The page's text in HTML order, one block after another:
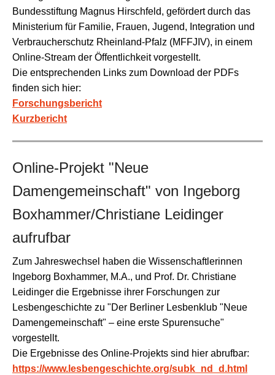
Bundesstiftung Magnus Hirschfeld, gefördert durch das
Ministerium für Familie, Frauen, Jugend, Integration und
Verbraucherschutz Rheinland-Pfalz (MFFJIV), in einem
Online-Stream der Öffentlichkeit vorgestellt.
Die entsprechenden Links zum Download der PDFs
finden sich hier:
Forschungsbericht
Kurzbericht
Online-Projekt "Neue
Damengemeinschaft" von Ingeborg
Boxhammer/Christiane Leidinger
aufrufbar
Zum Jahreswechsel haben die Wissenschaftlerinnen
Ingeborg Boxhammer, M.A., und Prof. Dr. Christiane
Leidinger die Ergebnisse ihrer Forschungen zur
Lesbengeschichte zu "Der Berliner Lesbenklub "Neue
Damengemeinschaft" – eine erste Spurensuche"
vorgestellt.
Die Ergebnisse des Online-Projekts sind hier abrufbar:
https://www.lesbengeschichte.org/subk_nd_d.html